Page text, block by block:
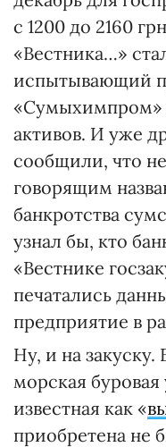
с 1200 до 2160
«Вестника…»
испытывающий
«Сумыхимпром»
активов. И уже
сообщили, что
говорящим
банкротства
узнал бы, кто
«Вестнике
печатались
предприятие в
Ну, и на закуску.
морская буровая
известная как «
приобретена не